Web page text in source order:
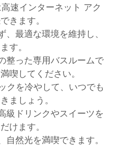
速インターネット アク
きます。
最適な環境を維持し、
す。
整った専用バスルームで
喫してください。
クを冷やして、いつでも
ましょう。
級ドリンクやスイーツを
けます。
然光を満喫できます。